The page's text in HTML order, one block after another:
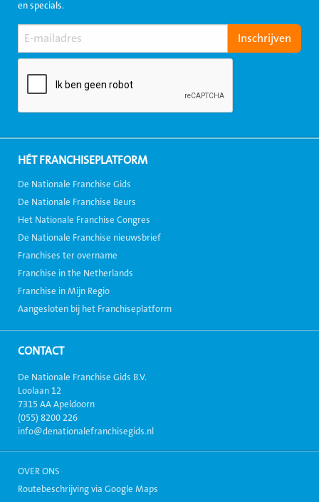
en specials.
HÉT FRANCHISEPLATFORM
De Nationale Franchise Gids
De Nationale Franchise Beurs
Het Nationale Franchise Congres
De Nationale Franchise nieuwsbrief
Franchises ter overname
Franchise in the Netherlands
Franchise in Mijn Regio
Aangesloten bij het Franchiseplatform
CONTACT
De Nationale Franchise Gids B.V.
Loolaan 12
7315 AA Apeldoorn
(055) 8200 226
info@denationalefranchisegids.nl
OVER ONS
Routebeschrijving via Google Maps